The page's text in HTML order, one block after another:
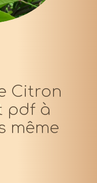
Citron
pdf à
même